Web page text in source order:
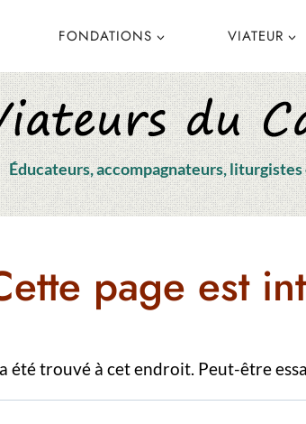
FONDATIONS VIATEUR
Éducateurs, accompagnateurs,
page est
été trouvé à cet endroit. Peut-être